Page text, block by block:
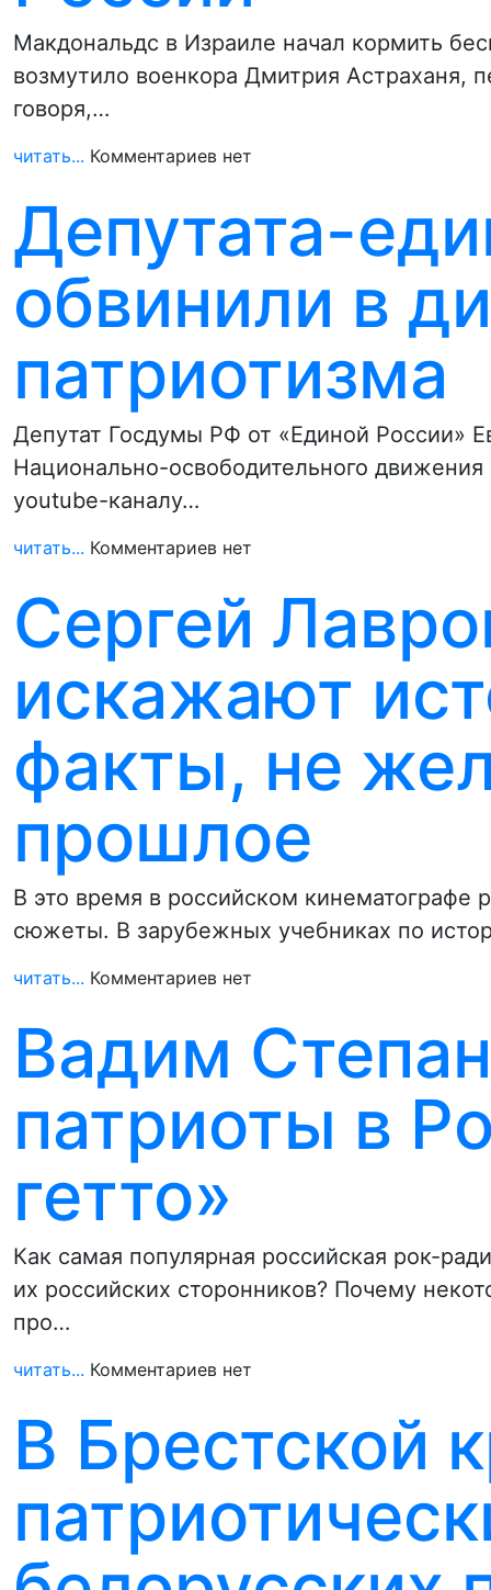
Макдональдс в Израиле начал кормить
возмутило военкора Дмитрия Астраханя,
говоря,…
читать... Комментариев нет
Депутата-
обвинили в
патриотизма
Депутат Госдумы РФ от «Единой России»
Национально-освободительного
youtube-каналу…
читать... Комментариев нет
Сергей
искажают
факты, не
прошлое
В это время в российском кинематографе
сюжеты. В зарубежных учебниках по
читать... Комментариев нет
Вадим
патриоты в
гетто»
Как самая популярная российская рок-
их российских сторонников? Почему
про…
читать... Комментариев нет
В Брестской